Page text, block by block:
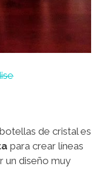
de cristal es
para crear líneas
un diseño muy